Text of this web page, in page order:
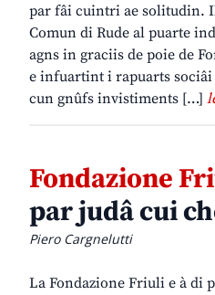
par fâi cuintri ae solitudin.
Comun di Rude al puarte
agns in graciis de poie de
e infuartint i rapuarts sociâi
cun gnûfs invistiments […]
Fondazione
par judâ cui
Piero Cargnelutti
La Fondazione Friuli e à di